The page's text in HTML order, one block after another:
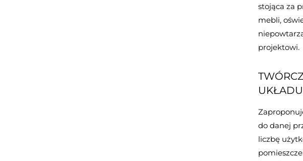
stojąca za
mebli,
projektowi.
do danej
liczbę